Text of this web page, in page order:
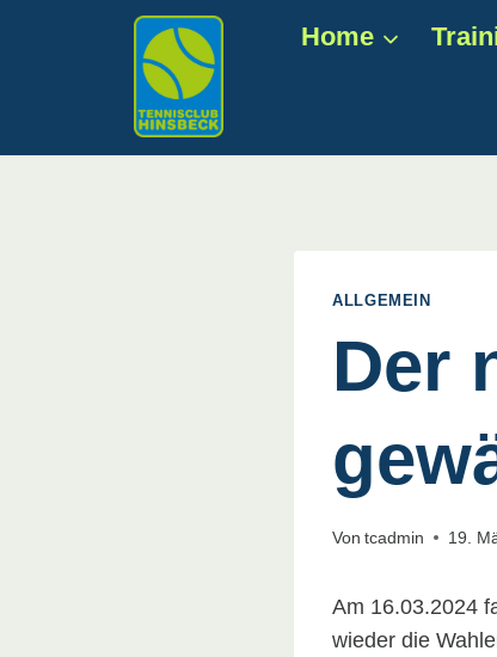
Home
ALLGEMEIN
Der
Von tcadmin 19.
Am 16.03.2024
wieder die